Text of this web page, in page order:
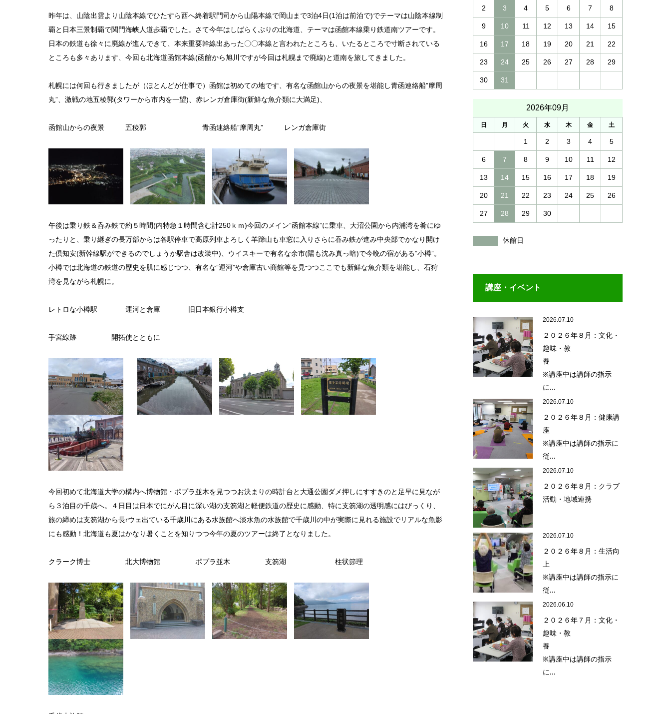
昨年は、山陰出雲より山陰本線でひたすら西へ終着駅門司から山陽本線で岡山まで3泊4日(1泊は前泊で)でテーマは山陰本線制
覇と日本三景制覇で関門海峡人道歩覇でした。さて今年はしばらくぶりの北海道、テーマは函館本線乗り鉄道南ツアーです。
日本の鉄道も徐々に廃線が進んできて、本来重要幹線出あった〇〇本線と言われたところも、いたるところで寸断されている
ところも多々あります、今回も北海道函館本線(函館から旭川ですが今回は札幌まで廃線)と道南を旅してきました。
札幌には何回も行きましたが（ほとんどが仕事で）函館は初めての地です、有名な函館山からの夜景を堪能し青函連絡船”摩周
丸”、激戦の地五稜郭(タワーから市内を一望)、赤レンガ倉庫街(新鮮な魚介類に大満足)、
函館山からの夜景 五稜郭 青函連絡船”摩周丸” レンガ倉庫街
午後は乗り鉄＆呑み鉄で約５時間(内特急１時間含む計250ｋｍ)今回のメイン”函館本線”に乗車、大沼公園から内浦湾を肴にゆ
ったりと、乗り継ぎの長万部からは各駅停車で高原列車よろしく羊蹄山も車窓に入りさらに吞み鉄が進み中央部でかなり開け
た倶知安(新幹線駅ができるのでしょうか駅舎は改装中)、ウイスキーで有名な余市(陽も沈み真っ暗)で今晩の宿がある”小樽”。
小樽では北海道の鉄道の歴史を肌に感じつつ、有名な”運河”や倉庫古い商館等を見つつここでも新鮮な魚介類を堪能し、石狩
湾を見ながら札幌に。
レトロな小樽駅 運河と倉庫 旧日本銀行小樽支
手宮線跡 開拓使とともに
今回初めて北海道大学の構内へ博物館・ポプラ並木を見つつお決まりの時計台と大通公園ダメ押しにすすきのと足早に見なが
ら３泊目の千歳へ。４日目は日本でにがん目に深い湖の支笏湖と軽便鉄道の歴史に感動、特に支笏湖の透明感にはびっくり、
旅の締めは支笏湖から長rウェ出ている千歳川にある水族館へ淡水魚の水族館で千歳川の中が実際に見れる施設でリアルな魚影
にも感動！北海道も夏はかなり暑くことを知りつつ今年の夏のツアーは終了となりました。
クラーク博士 北大博物館 ポプラ並木 支笏湖 柱状節理
2 3 4 5 6 7 8
9 10 11 12 13 14 15
16 17 18 19 20 21 22
23 24 25 26 27 28 29
30 31
2026年09月
日 月 火 水 木 金 土
1 2 3 4 5
6 7 8 9 10 11 12
13 14 15 16 17 18 19
20 21 22 23 24 25 26
27 28 29 30
休館日
講座・イベント
2026.07.10
２０２６年８月：文化・
趣味・教
養
※講座中は講師の指示
に...
2026.07.10
２０２６年８月：健康講
座
※講座中は講師の指示に
従...
2026.07.10
２０２６年８月：クラブ
活動・地域連携
2026.07.10
２０２６年８月：生活向
上
※講座中は講師の指示に
従...
2026.06.10
２０２６年７月：文化・
趣味・教
養
※講座中は講師の指示
に...